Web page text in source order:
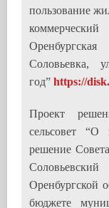
пользование
Соловьевка,
год” https://
Проект
сельсовет “О
решение
Оренбургской
бюджете